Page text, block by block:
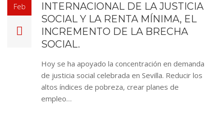
Feb
INTERNACIONAL DE LA JUSTICIA
SOCIAL Y LA RENTA MÍNIMA, EL
INCREMENTO DE LA BRECHA
SOCIAL.
Hoy se ha apoyado la concentración en demanda
de justicia social celebrada en Sevilla. Reducir los
altos índices de pobreza, crear planes de
empleo…